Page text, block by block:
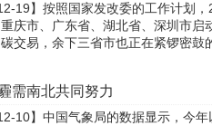
12-19】按照国家发改委的工作计
重庆市、广东省、湖北省、深圳市
交易，余下三省市也正在紧锣密鼓
需南北共同努力
10】中国气象局的数据显示，今